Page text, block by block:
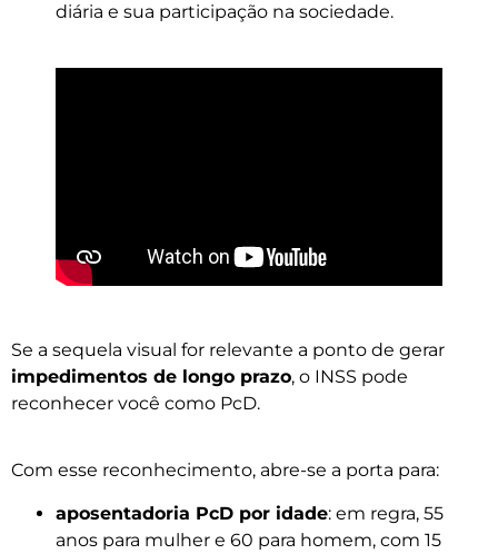
diária e sua participação na sociedade.
Se a sequela visual for relevante a ponto de gerar
impedimentos de longo prazo, o INSS pode
reconhecer você como PcD.
Com esse reconhecimento, abre-se a porta para:
aposentadoria PcD por idade: em regra, 55
anos para mulher e 60 para homem, com 15